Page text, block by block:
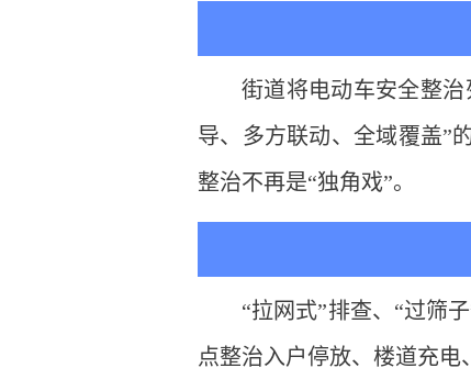
街道将电动车安全整
导、多方联动、全域覆盖”
整治不再是“独角戏”。
“拉网式”排查、“过筛
点整治入户停放、楼道充电